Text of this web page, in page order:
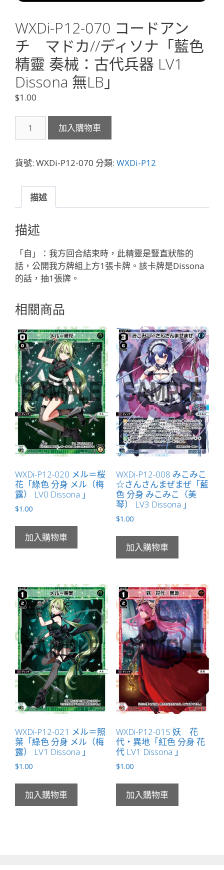
WXDi-P12-070 コードアン
チ マドカ//ディソナ「藍色
精靈 奏械：古代兵器 LV1
Dissona 無LB」
$1.00
P12-
コ
ド
ン
チ
マ
ド
カ//
デ
ィ
ナ
色
精
靈
奏
械：
古
代
兵
LV1
Dissona
無
LB」
數
量
加入購物車
貨號: WXDi-P12-070 分類: WXDi-P12
描述
描述
「自」：我方回合結束時，此精靈是豎直狀態的
話，公開我方牌組上方1張卡牌。該卡牌是Dissona
的話，抽1張牌。
相關商品
WXDi-P12-020 メル＝桜
花「綠色 分身 メル（梅
露） LV0 Dissona 」
$1.00
加入購物車
WXDi-P12-008 みこみこ
☆さんさんまぜまぜ「藍
色 分身 みこみこ（美
琴） LV3 Dissona 」
$1.00
加入購物車
WXDi-P12-021 メル＝照
葉「綠色 分身 メル（梅
露） LV1 Dissona 」
$1.00
加入購物車
WXDi-P12-015 妖 花
代・異地「紅色 分身 花
代 LV1 Dissona 」
$1.00
加入購物車